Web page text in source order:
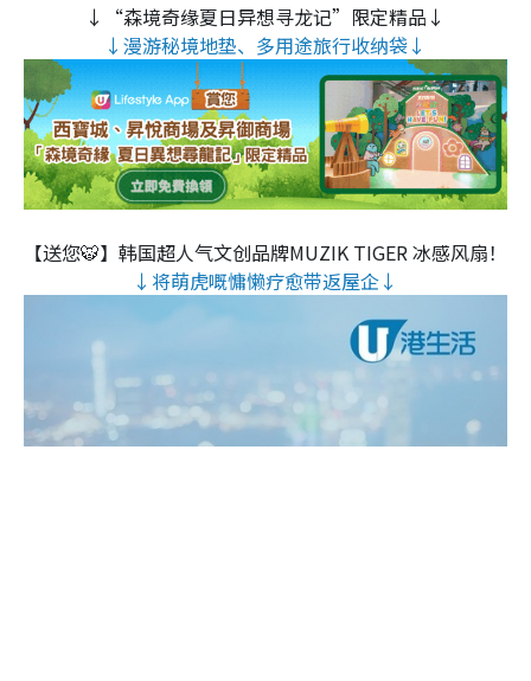
↓“森境奇缘夏日异想寻龙记”限定精品↓
↓漫游秘境地垫、多用途旅行收纳袋↓
【送您🐯】韩国超人气文创品牌MUZIK TIGER 冰感风扇！
↓将萌虎嘅慵懒疗愈带返屋企↓